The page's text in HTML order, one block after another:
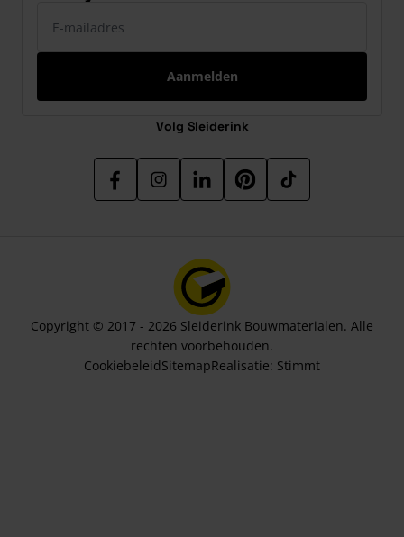
Aanmelden
Volg Sleiderink
Copyright © 2017 - 2026 Sleiderink Bouwmaterialen. Alle
rechten voorbehouden.
CookiebeleidSitemapRealisatie: Stimmt